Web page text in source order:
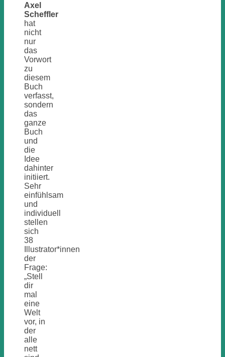
Axel
Scheffler
hat
nicht
nur
das
Vorwort
zu
diesem
Buch
verfasst,
sondern
das
ganze
Buch
und
die
Idee
dahinter
initiiert.
Sehr
einfühlsam
und
individuell
stellen
sich
38
Illustrator*innen
der
Frage:
„Stell
dir
mal
eine
Welt
vor, in
der
alle
nett